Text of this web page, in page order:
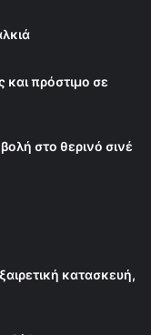
πρόστιμο σε
στο θερινό σινέ
κατασκευή,